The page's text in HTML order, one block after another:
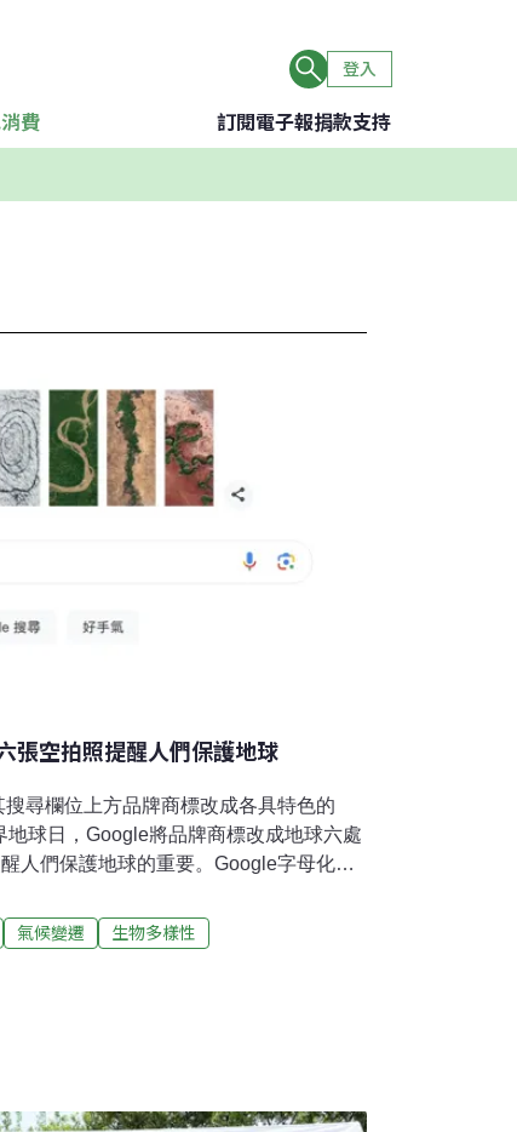
登入
費 訂閱電子報捐款支持
張空拍照提醒人們保護地球
尋欄位上方品牌商標改成各具特色的
球日，Google將品牌商標改成地球六處
人們保護地球的重要。Google字母化身
圖，每個字母的空拍照片地點，以及所
如何透過保育行動對抗氣候變遷，以及
紹。G：土克凱可群島（Turks and
氣候變遷
生物多樣性